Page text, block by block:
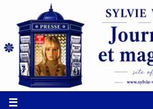
contenu